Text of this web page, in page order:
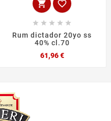
 
    
Rum dictador 20yo ss
40% cl.70
61,96 €Prezzo